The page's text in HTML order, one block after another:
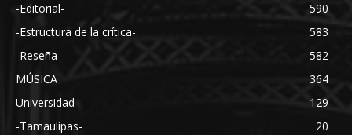
-Editorial-
590
-Estructura de la crítica-
583
-Reseña-
582
MÚSICA
364
Universidad
129
-Tamaulipas-
20